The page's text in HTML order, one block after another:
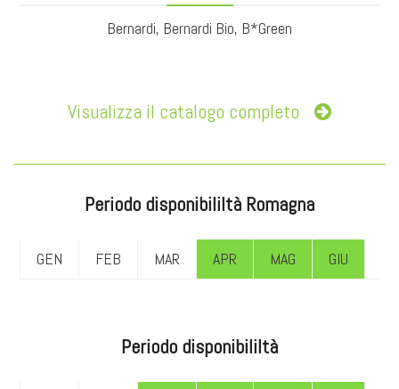
Bernardi, Bernardi Bio, B*Green
Visualizza il catalogo completo
Periodo disponibililtà Romagna
GEN FEB MAR APR MAG GIU
Periodo disponibililtà